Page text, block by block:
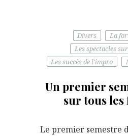
Divers
La
Les spectacles
Les succès de l'impro
Un premier
sur tous
Le premier semestre